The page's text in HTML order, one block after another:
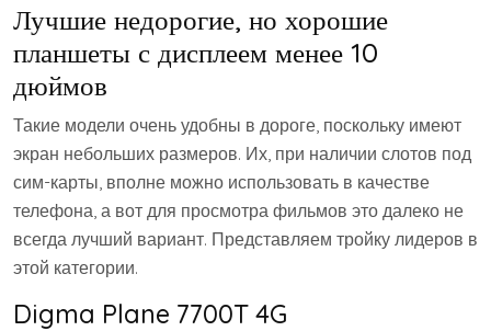
Лучшие недорогие, но хорошие
планшеты с дисплеем менее 10
дюймов
Такие модели очень удобны в дороге, поскольку имеют
экран небольших размеров. Их, при наличии слотов под
сим-карты, вполне можно использовать в качестве
телефона, а вот для просмотра фильмов это далеко не
всегда лучший вариант. Представляем тройку лидеров в
этой категории.
Digma Plane 7700T 4G